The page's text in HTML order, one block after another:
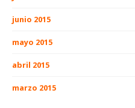
junio 2015
mayo 2015
abril 2015
marzo 2015